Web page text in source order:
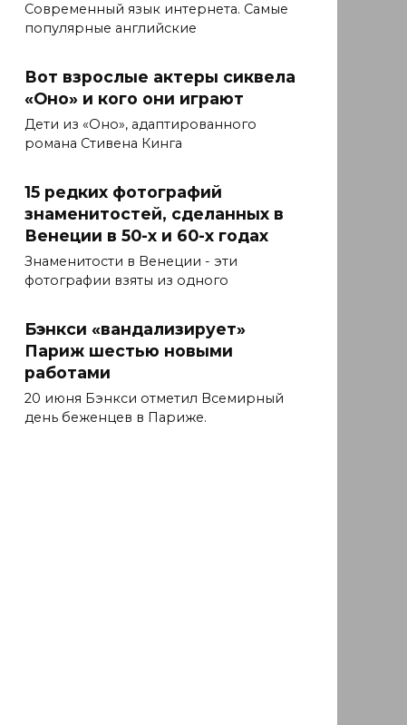
Современный язык интернета. Самые
популярные английские
Вот взрослые актеры сиквела
«Оно» и кого они играют
Дети из «Оно», адаптированного
романа Стивена Кинга
15 редких фотографий
знаменитостей, сделанных в
Венеции в 50-х и 60-х годах
Знаменитости в Венеции - эти
фотографии взяты из одного
Бэнкси «вандализирует»
Париж шестью новыми
работами
20 июня Бэнкси отметил Всемирный
день беженцев в Париже.